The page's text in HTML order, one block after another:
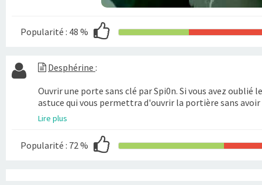
Popularité : 48 %
Desphérine :
Ouvrir une porte sans clé par Spi0n. Si vous avez oublié
astuce qui vous permettra d'ouvrir la portière sans avoir
Lire plus
Popularité : 72 %